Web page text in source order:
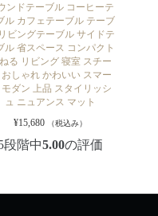
ンドテーブル コーヒーテ
ル カフェテーブル テーブ
ビングテーブル サイドテ
ル 省スペース コンパクト
る リビング 寝室 スチー
おしゃれ かわいい スマー
モダン 上品 スタイリッシ
ュ ニュアンス マット
¥15,680 （税込み）
段階中5.00の評価